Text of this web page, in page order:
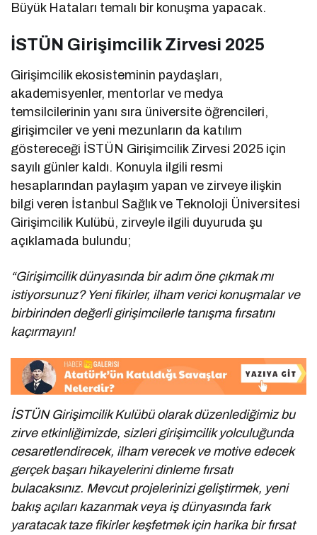
Büyük Hataları temalı bir konuşma yapacak.
İSTÜN Girişimcilik Zirvesi 2025
Girişimcilik ekosisteminin paydaşları,
akademisyenler, mentorlar ve medya
temsilcilerinin yanı sıra üniversite öğrencileri,
girişimciler ve yeni mezunların da katılım
göstereceği İSTÜN Girişimcilik Zirvesi 2025 için
sayılı günler kaldı. Konuyla ilgili resmi
hesaplarından paylaşım yapan ve zirveye ilişkin
bilgi veren İstanbul Sağlık ve Teknoloji Üniversitesi
Girişimcilik Kulübü, zirveyle ilgili duyuruda şu
açıklamada bulundu;
“Girişimcilik dünyasında bir adım öne çıkmak mı
istiyorsunuz? Yeni fikirler, ilham verici konuşmalar ve
birbirinden değerli girişimcilerle tanışma fırsatını
kaçırmayın!
İSTÜN Girişimcilik Kulübü olarak düzenlediğimiz bu
zirve etkinliğimizde, sizleri girişimcilik yolculuğunda
cesaretlendirecek, ilham verecek ve motive edecek
gerçek başarı hikayelerini dinleme fırsatı
bulacaksınız. Mevcut projelerinizi geliştirmek, yeni
bakış açıları kazanmak veya iş dünyasında fark
yaratacak taze fikirler keşfetmek için harika bir fırsat